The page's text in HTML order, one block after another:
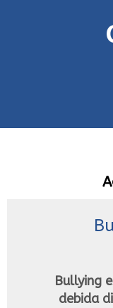
Bullying
debida